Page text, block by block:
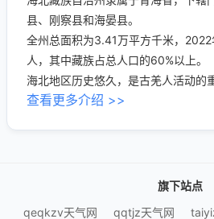
县、刚察县和海晏县。
全州总面积为3.41万平方千米，
人，其中藏族占总人口的60%以上。
海北地区历史悠久，是古羌人活动的
查看更多介绍 >>
旗下站点
qeqkzv天气网
qqtjz天气网